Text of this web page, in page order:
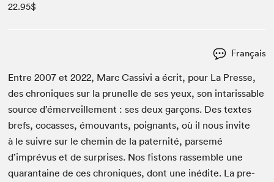
22.95$
Français
Entre2007 et2022, Marc Cas­sivi a écrit, pour La Presse,
des chroniques sur la prunelle de ses yeux, son intariss­able
source d’émerveillement : ses deux garçons. Des textes
brefs, cocass­es, émou­vants, poignants, où il nous invite
à le suiv­re sur le chemin de la pater­nité, parsemé
d’imprévus et de sur­pris­es. Nos fis­tons rassem­ble une
quar­an­taine de ces chroniques, dont une inédite. La pre­